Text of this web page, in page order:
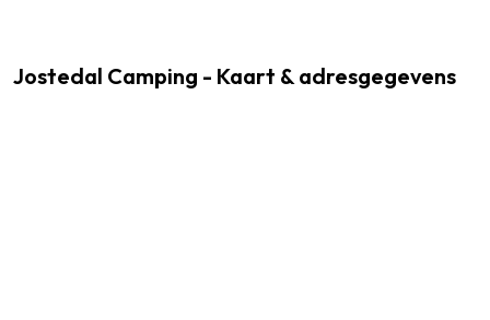
Jostedal Camping - Kaart & adresgegevens